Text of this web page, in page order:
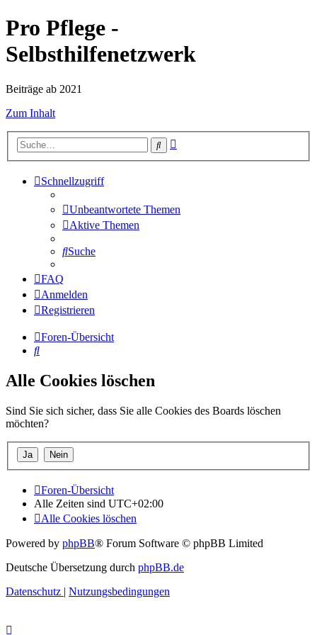
Pro Pflege -
Selbsthilfenetzwerk
Beiträge ab 2021
Zum Inhalt
Suche
Schnellzugriff
Unbeantwortete Themen
Aktive Themen
Suche
FAQ
Anmelden
Registrieren
Foren-Übersicht
Suche
Alle Cookies löschen
Sind Sie sich sicher, dass Sie alle Cookies des Boards löschen
möchten?
Foren-Übersicht
Alle Zeiten sind UTC+02:00
Alle Cookies löschen
Powered by phpBB® Forum Software © phpBB Limited
Deutsche Übersetzung durch phpBB.de
Datenschutz | Nutzungsbedingungen